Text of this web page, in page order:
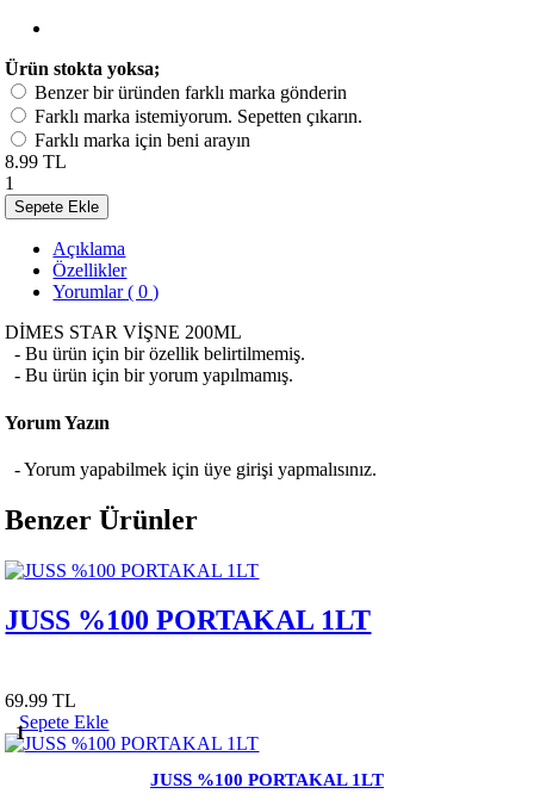
Ürün stokta yoksa;
Benzer bir üründen farklı marka gönderin
Farklı marka istemiyorum. Sepetten çıkarın.
Farklı marka için beni arayın
8.99 TL
1
Sepete Ekle
Açıklama
Özellikler
Yorumlar ( 0 )
DİMES STAR VİŞNE 200ML
- Bu ürün için bir özellik belirtilmemiş.
- Bu ürün için bir yorum yapılmamış.
Yorum Yazın
- Yorum yapabilmek için üye girişi yapmalısınız.
Benzer Ürünler
JUSS %100 PORTAKAL 1LT
69.99 TL
1
Sepete Ekle
JUSS %100 PORTAKAL 1LT